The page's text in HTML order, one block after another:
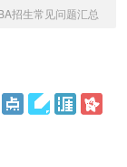
招生常见问题汇总